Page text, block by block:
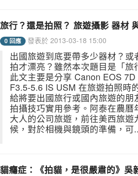
旅行？還是拍照？ 旅遊攝影 器材
0 回應 發表於 2013-03-18 15:00
出國旅遊到底要帶多少器材？或
拍才漂亮？雖然本次題目是「旅
此文主要是分享 Canon EOS
F3.5-5.6 IS USM 在旅遊拍照時
給將要出國旅行或國內旅遊的朋
拍攝技巧實用參考。阿泰在農曆
大人的公司旅遊，前往美西旅遊
候，對於相機與鏡頭的準備，可
貓癮症：《拍貓，是很嚴肅的》吳